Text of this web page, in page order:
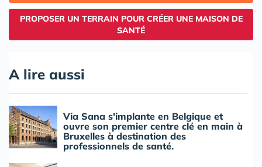
PROPOSER UN TERRAIN POUR CRÉER UNE MAISON DE
SANTÉ
A lire aussi
Via Sana s'implante en Belgique et
ouvre son premier centre clé en main à
Bruxelles à destination des
professionnels de santé.